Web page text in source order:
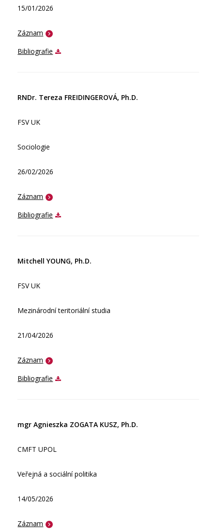
15/01/2026
Záznam
Bibliografie
RNDr. Tereza FREIDINGEROVÁ, Ph.D.
FSV UK
Sociologie
26/02/2026
Záznam
Bibliografie
Mitchell YOUNG, Ph.D.
FSV UK
Mezinárodní teritoriální studia
21/04/2026
Záznam
Bibliografie
mgr Agnieszka ZOGATA KUSZ, Ph.D.
CMFT UPOL
Veřejná a sociální politika
14/05/2026
Záznam